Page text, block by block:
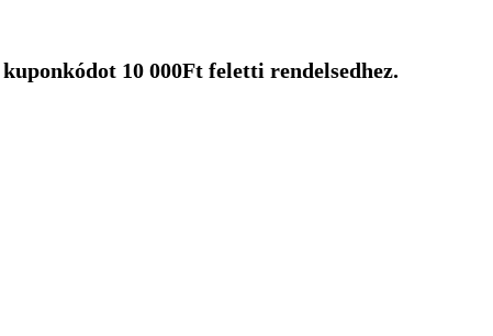
10 000Ft feletti rendelsedhez.